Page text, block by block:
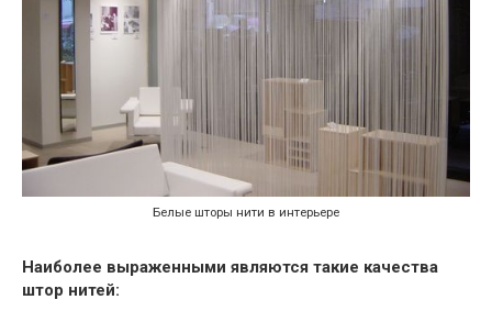
Белые шторы нити в интерьере
Наиболее выраженными являются такие качества
штор нитей: